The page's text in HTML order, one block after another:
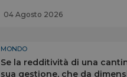
04 Agosto 2026
MONDO
Se la redditività di una
sua gestione, che da